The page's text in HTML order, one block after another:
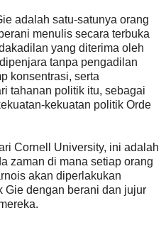
adalah satu-satunya orang
menulis secara terbuka
yang diterima oleh
tanpa pengadilan
konsentrasi, serta
tahanan politik itu, sebagai
kekuatan politik Orde
Cornell University, ini adalah
zaman di mana setiap orang
akan diperlakukan
Gie dengan berani dan jujur